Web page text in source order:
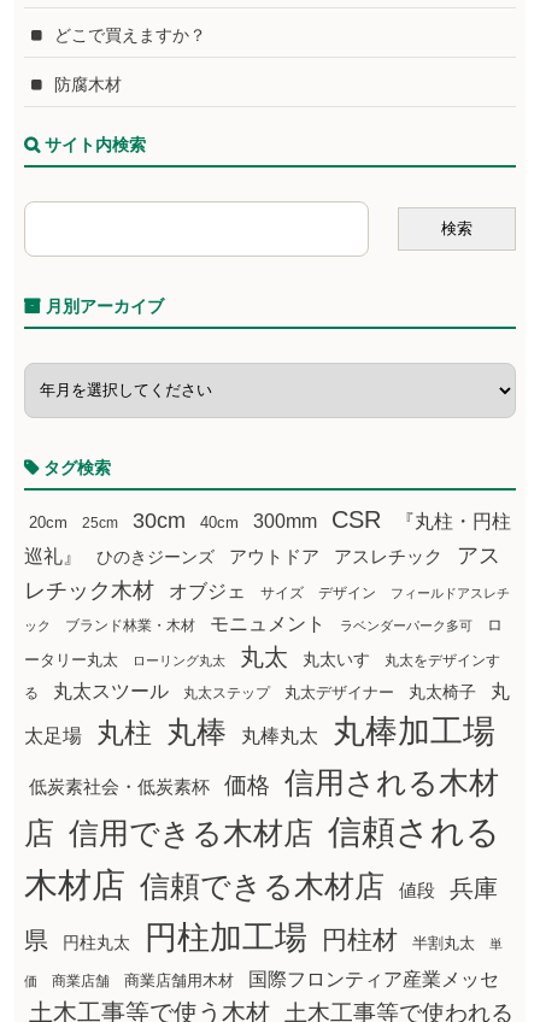
どこで買えますか？
防腐木材
サイト内検索
月別アーカイブ
タグ検索
20cm 25cm 30cm 40cm 300mm CSR
『丸柱・円柱
巡礼』
ひのきジーンズ アウトドア アスレチック
アス
レチック木材
オブジェ サイズ デザイン フィールドアスレチ
ック ブランド林業・木材 モニュメント ラベンダーパーク多可
ロ
ータリー丸太
ローリング丸太 丸太 丸太いす
丸太をデザインす
る
丸太スツール 丸太ステップ 丸太デザイナー 丸太椅子 丸
太足場 丸柱 丸棒 丸棒丸太 丸棒加工場
低炭素社会・低炭素杯 価格
信用される木材
店 信用できる木材店 信頼される
木材店 信頼できる木材店 値段
兵庫
県
円柱丸太 円柱加工場 円柱材 半割丸太 単
価 商業店舗 商業店舗用木材 国際フロンティア産業メッセ
土木工事等で使う木材 土木工事等で使われる